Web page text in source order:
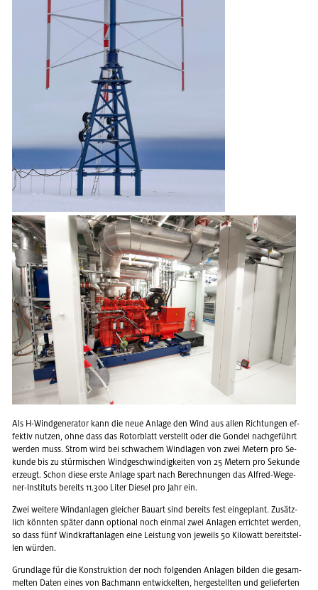
Als H-Wind­ge­ne­ra­tor kann die neue An­la­ge den Wind aus allen Rich­tun­gen ef­
fek­tiv nut­zen, ohne dass das Ro­tor­blatt ver­stellt oder die Gon­del nach­ge­führt
wer­den muss. Strom wird bei schwa­chem Wind­la­gen von zwei Me­tern pro Se­
kun­de bis zu stür­mi­schen Wind­ge­schwin­dig­kei­ten von 25 Me­tern pro Se­kun­de
er­zeugt. Schon diese erste An­la­ge spart nach Be­rech­nun­gen das Al­fred-We­ge­
ner-In­sti­tuts be­reits 11.300 Liter Die­sel pro Jahr ein.
Zwei wei­te­re Wind­an­la­gen glei­cher Bau­art sind be­reits fest ein­ge­plant. Zu­sätz­
lich könn­ten spä­ter dann op­tio­nal noch ein­mal zwei An­la­gen er­rich­tet wer­den,
so dass fünf Wind­kraft­an­la­gen eine Leis­tung von je­weils 50 Ki­lo­watt be­reit­stel­
len wür­den.
Grund­la­ge für die Kon­struk­ti­on der noch fol­gen­den An­la­gen bil­den die ge­sam­
mel­ten Daten eines von Bach­mann ent­wi­ckel­ten, her­ge­stell­ten und ge­lie­fer­ten